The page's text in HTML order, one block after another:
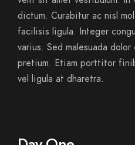
dictum. Curabitur ac nisl
facilisis ligula. Integer
varius. Sed malesuada
pretium. Etiam porttitor
vel ligula at dharetra.